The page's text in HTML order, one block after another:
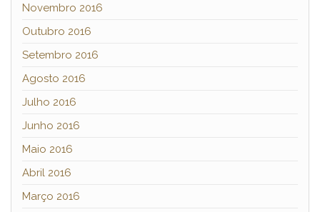
Novembro 2016
Outubro 2016
Setembro 2016
Agosto 2016
Julho 2016
Junho 2016
Maio 2016
Abril 2016
Março 2016